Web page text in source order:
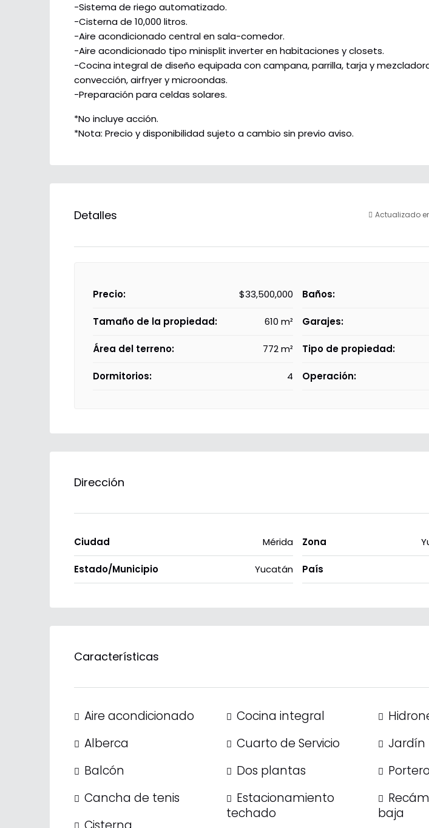
-Sistema de riego automatizado.
-Cisterna de 10,000 litros.
-Aire acondicionado central en sala-comedor.
-Aire acondicionado tipo minisplit inverter en habitaciones y closets.
-Cocina integral de diseño equipada con campana, parrilla, tarja y
convección, airfryer y microondas.
-Preparación para celdas solares.
*No incluye acción.
*Nota: Precio y disponibilidad sujeto a cambio sin previo aviso.
Detalles Actualizado
Precio: $33,500,000
Tamaño de la propiedad: 610 m²
Área del terreno: 772 m²
Dormitorios: 4
Baños:
Garajes:
Tipo de propiedad:
Operación:
Dirección
Ciudad Mérida
Estado/Municipio Yucatán
Zona
País
Características
Aire acondicionado
Alberca
Balcón
Cancha de tenis
Cocina integral
Cuarto de Servicio
Dos plantas
Estacionamiento
techado
Jardín
Portero
baja